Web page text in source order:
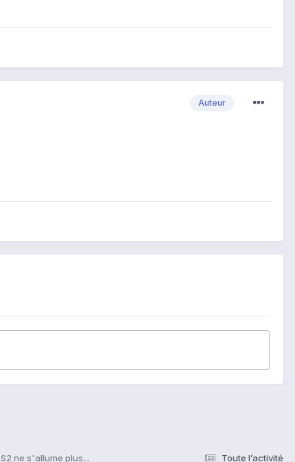
Auteur
Toute l’activité
ne s'allume plus...